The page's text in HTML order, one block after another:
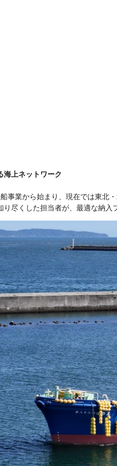
灯油、軽油、重油を、
グループ企業一覧
海上ネットワーク
事業から始まり、現在では東北
尽くした担当者が、最適な納入